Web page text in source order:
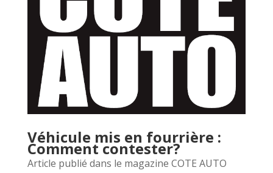
Véhicule mis en fourrière :
Comment contester?
Article publié dans le magazine COTE AUTO